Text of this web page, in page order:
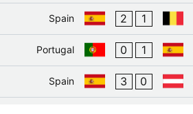
Spain 2 1
Portugal 0 1
Spain 3 0